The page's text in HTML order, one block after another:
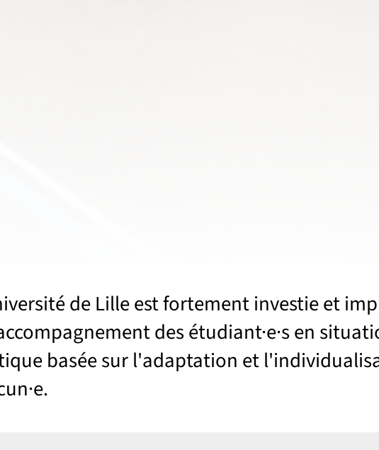
Sous menu S'épanouir, vivre sur les campus
sa vie pratique
de Lille est fortement investie et
des étudiant·e·s en
basée sur l'adaptation et